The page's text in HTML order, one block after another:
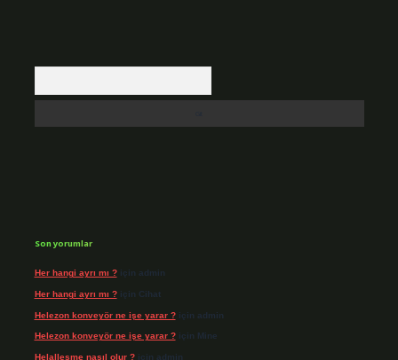
Son yorumlar
Her hangi ayrı mı ?için admin
Her hangi ayrı mı ?için Cihat
Helezon konveyör ne işe yarar ?için admin
Helezon konveyör ne işe yarar ?için Mine
Helalleşme nasıl olur ?için admin